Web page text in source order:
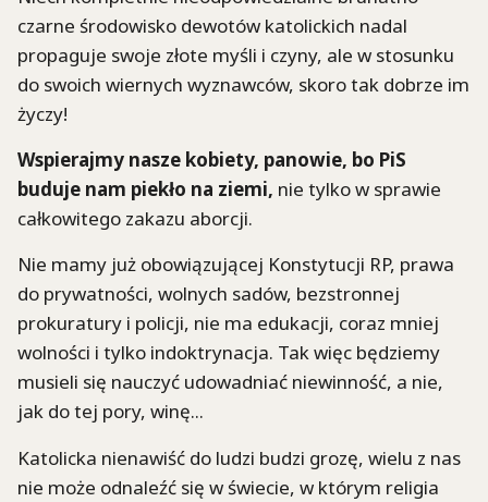
czarne środowisko dewotów katolickich nadal
propaguje swoje złote myśli i czyny, ale w stosunku
do swoich wiernych wyznawców, skoro tak dobrze im
życzy!
Wspierajmy nasze kobiety, panowie, bo PiS
buduje nam piekło na ziemi, nie tylko w sprawie
całkowitego zakazu aborcji.
Nie mamy już obowiązującej Konstytucji RP, prawa
do prywatności, wolnych sadów, bezstronnej
prokuratury i policji, nie ma edukacji, coraz mniej
wolności i tylko indoktrynacja. Tak więc będziemy
musieli się nauczyć udowadniać niewinność, a nie,
jak do tej pory, winę...
Katolicka nienawiść do ludzi budzi grozę, wielu z nas
nie może odnaleźć się w świecie, w którym religia